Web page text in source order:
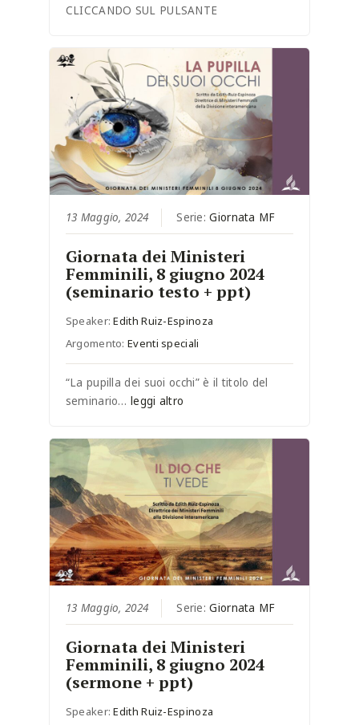
CLICCANDO SUL PULSANTE
13 Maggio, 2024 Serie:Giornata MF
Giornata dei Ministeri
Femminili, 8 giugno 2024
(seminario testo + ppt)
Speaker:Edith Ruiz-Espinoza
Argomento:Eventi speciali
“La pupilla dei suoi occhi” è il titolo del
seminario…leggi altro
13 Maggio, 2024 Serie:Giornata MF
Giornata dei Ministeri
Femminili, 8 giugno 2024
(sermone + ppt)
Speaker:Edith Ruiz-Espinoza